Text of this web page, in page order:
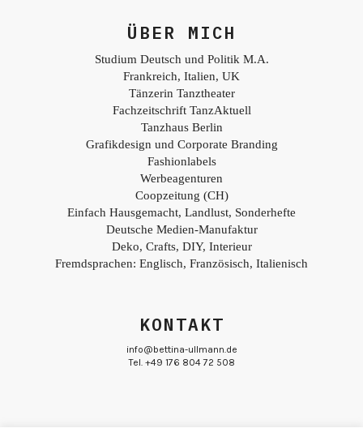
ÜBER MICH
Studium Deutsch und Politik M.A.
Frankreich, Italien, UK
Tänzerin Tanztheater
Fachzeitschrift TanzAktuell
Tanzhaus Berlin
Grafikdesign und Corporate Branding
Fashionlabels
Werbeagenturen
Coopzeitung (CH)
Einfach Hausgemacht, Landlust, Sonderhefte
Deutsche Medien-Manufaktur
Deko, Crafts, DIY, Interieur
Fremdsprachen: Englisch, Französisch, Italienisch
KONTAKT
info@bettina-ullmann.de
Tel. +49 176 804 72 508